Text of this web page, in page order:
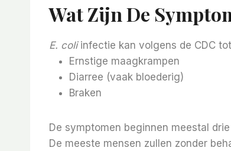
Wat Zijn De
E. coliinfectie kan volgens de CDC
Ernstige maagkrampen
Diarree (vaak bloederig)
Braken
De symptomen beginnen meestal
De meeste mensen zullen zonder